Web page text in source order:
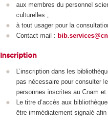
aux membres du personnel
culturelles ;
à tout usager pour la
Contact mail :
Inscription
L’inscription dans les
pas nécessaire pour consulter
personnes inscrites au Cnam et
Le titre d’accès aux
être immédiatement signalé